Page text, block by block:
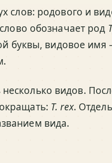
слов: родового и
обозначает род
буквы, видовое имя
видов.
T. rex.
вида.